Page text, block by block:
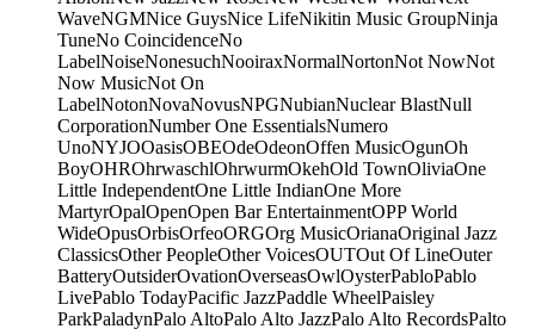
WaveNGMNice GuysNice LifeNikitin Music GroupNinja
TuneNo CoincidenceNo
LabelNoiseNonesuchNooiraxNormalNortonNot NowNot
Now MusicNot On
LabelNotonNovaNovusNPGNubianNuclear BlastNull
CorporationNumber One EssentialsNumero
UnoNYJOOasisOBEOdeOdeonOffen MusicOgunOh
BoyOHROhrwaschlOhrwurmOkehOld TownOliviaOne
Little IndependentOne Little IndianOne More
MartyrOpalOpenOpen Bar EntertainmentOPP World
WideOpusOrbisOrfeoORGOrg MusicOrianaOriginal Jazz
ClassicsOther PeopleOther VoicesOUTOut Of LineOuter
BatteryOutsiderOvationOverseasOwlOysterPabloPablo
LivePablo TodayPacific JazzPaddle WheelPaisley
ParkPaladynPalo AltoPalo Alto JazzPalo Alto RecordsPalto